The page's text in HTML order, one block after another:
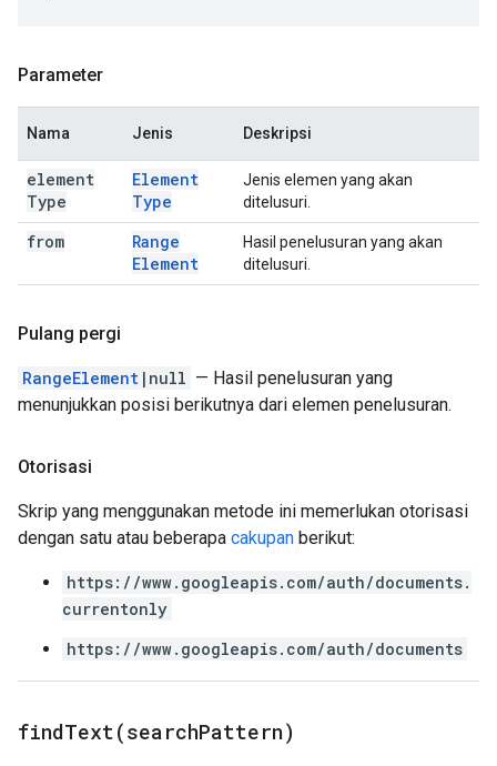
Parameter
Nama Jenis Deskripsi
element
Type
Element
Type
Jenis elemen yang akan
ditelusuri.
from
Range
Element
Hasil penelusuran yang akan
ditelusuri.
Pulang pergi
RangeElement |null — Hasil penelusuran yang
menunjukkan posisi berikutnya dari elemen penelusuran.
Otorisasi
Skrip yang menggunakan metode ini memerlukan otorisasi
dengan satu atau beberapa cakupan berikut:
https://www.googleapis.com/auth/documents.
currentonly
https://www.googleapis.com/auth/documents
findText(searchPattern)